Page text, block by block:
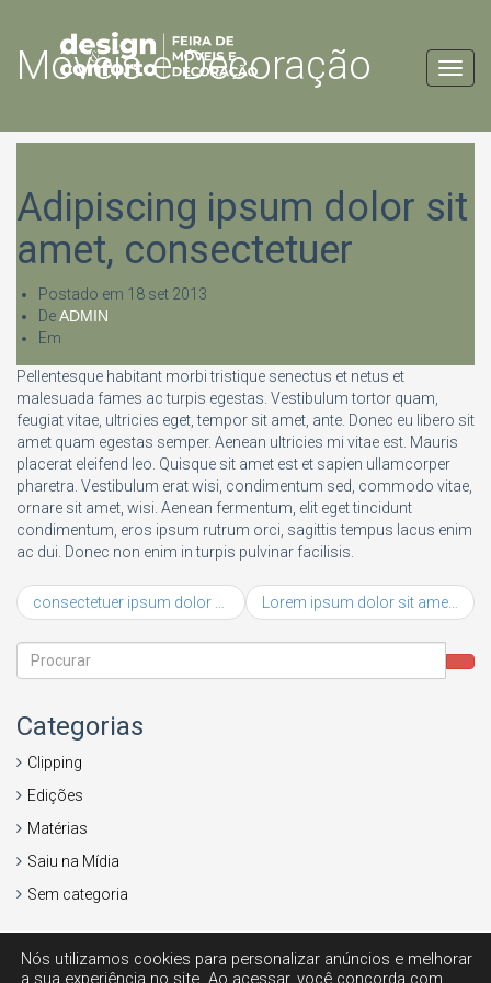
Móveis e Decoração
Adipiscing ipsum dolor sit
amet, consectetuer
Postado em 18 set 2013
DeADMIN
Em
Pellentesque habitant morbi tristique senectus et netus et
malesuada fames ac turpis egestas. Vestibulum tortor quam,
feugiat vitae, ultricies eget, tempor sit amet, ante. Donec eu libero sit
amet quam egestas semper. Aenean ultricies mi vitae est. Mauris
placerat eleifend leo. Quisque sit amet est et sapien ullamcorper
pharetra. Vestibulum erat wisi, condimentum sed, commodo vitae,
ornare sit amet, wisi. Aenean fermentum, elit eget tincidunt
condimentum, eros ipsum rutrum orci, sagittis tempus lacus enim
ac dui. Donec non enim in turpis pulvinar facilisis.
Categorias
Clipping
Edições
Matérias
Saiu na Mídia
Sem categoria
Nós utilizamos cookies para personalizar anúncios e melhorar
a sua experiência no site. Ao acessar, você concorda com